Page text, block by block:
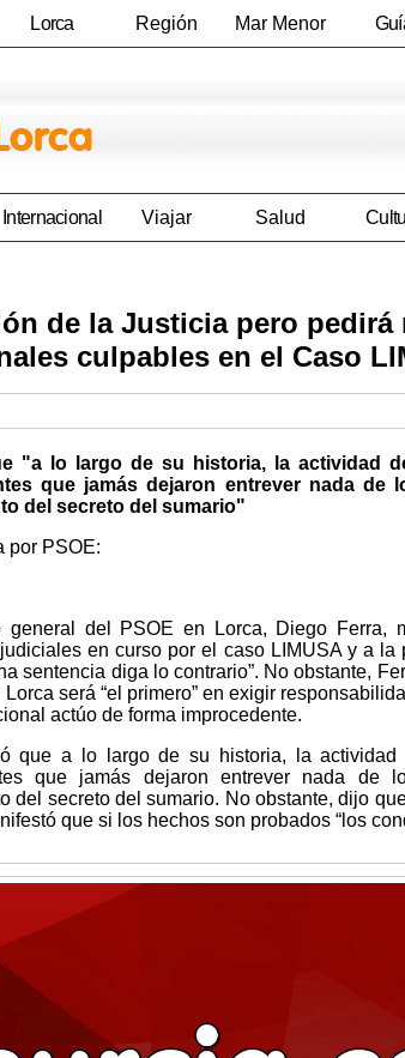
Lorca Región Mar Menor
Internacional Viajar Salud
de la Justicia pero
culpables en el Caso
"a lo largo de su historia, la actividad
que jamás dejaron entrever nada de
del secreto del sumario"
por PSOE:
general del PSOE en Lorca, Diego Ferra,
en curso por el caso LIMUSA y a
sentencia diga lo contrario”. No obstante,
Lorca será “el primero” en exigir
actúo de forma improcedente.
que a lo largo de su historia, la
que jamás dejaron entrever nada de
del secreto del sumario. No obstante, dijo
que si los hechos son probados “los